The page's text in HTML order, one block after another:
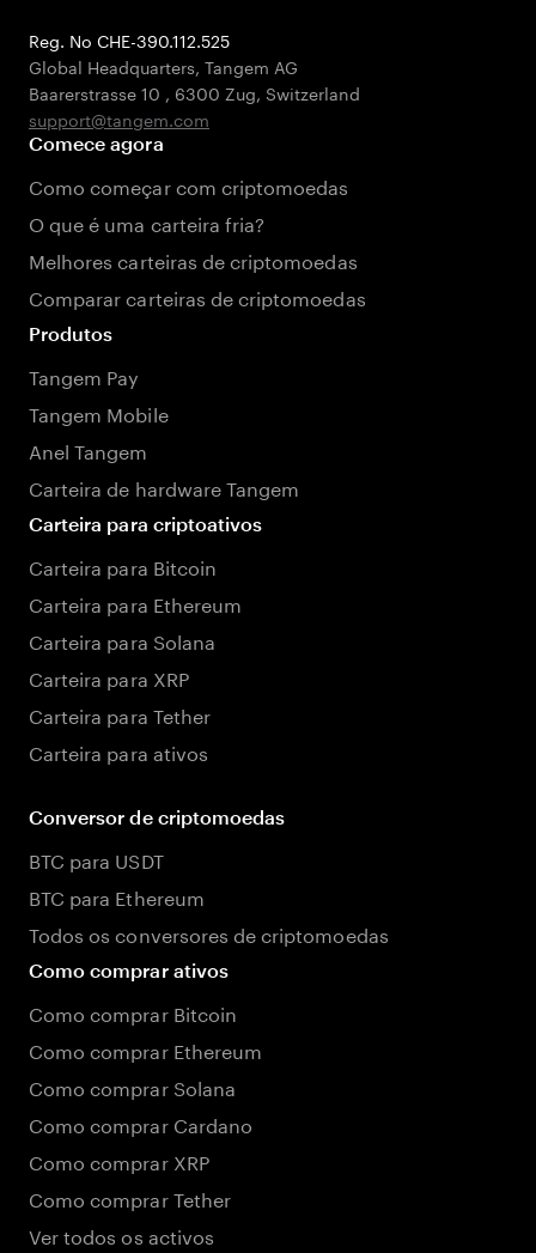
Reg. No CHE-390.112.525
Global Headquarters, Tangem AG
Baarerstrasse 10 , 6300 Zug, Switzerland
support@tangem.com
Comece agora
Como começar com criptomoedas
O que é uma carteira fria?
Melhores carteiras de criptomoedas
Comparar carteiras de criptomoedas
Produtos
Tangem Pay
Tangem Mobile
Anel Tangem
Carteira de hardware Tangem
Carteira para criptoativos
Carteira para Bitcoin
Carteira para Ethereum
Carteira para Solana
Carteira para XRP
Carteira para Tether
Carteira para ativos
Conversor de criptomoedas
BTC para USDT
BTC para Ethereum
Todos os conversores de criptomoedas
Como comprar ativos
Como comprar Bitcoin
Como comprar Ethereum
Como comprar Solana
Como comprar Cardano
Como comprar XRP
Como comprar Tether
Ver todos os activos